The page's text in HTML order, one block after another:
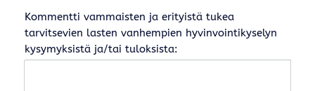
Kommentti vammaisten ja erityistä tukea
tarvitsevien lasten vanhempien hyvinvointikyselyn
kysymyksistä ja/tai tuloksista: